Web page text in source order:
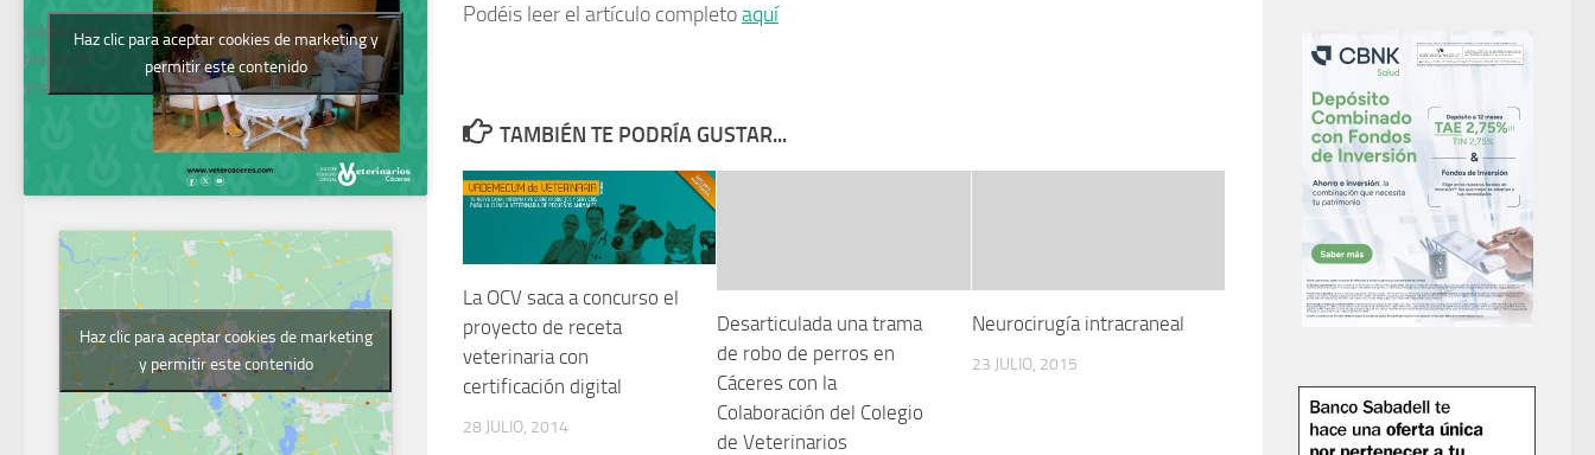
Podéis leer el artículo completoaquí
TAMBIÉN TE PODRÍA GUSTAR...
La OCV saca a concurso el
proyecto de receta
veterinaria con
certificación digital
28 JULIO, 2014
Desarticulada una trama
de robo de perros en
Cáceres con la
Colaboración del Colegio
de Veterinarios
Neurocirugía intracraneal
23 JULIO, 2015
Podcast del
Colegio de
Veterinarios
Haz clic para aceptar cookies de marketing y
permitir este contenido
Haz clic para aceptar cookies de marketing
y permitir este contenido